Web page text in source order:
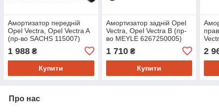
Амортизатор передній
Opel Vectra, Opel Vectra A
(пр-во SACHS 115007)
1 988 ₴
Купити
Амортизатор задній Opel
Vectra, Opel Vectra B (пр-
во MEYLE 6267250005)
1 710₴
Купити
2
Про нас